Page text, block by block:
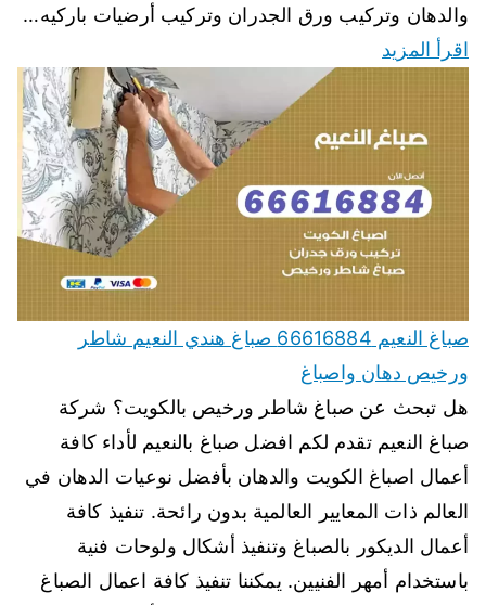
والدهان وتركيب ورق الجدران وتركيب أرضيات باركيه…
اقرأ المزيد
صباغ النعيم 66616884 صباغ هندي النعيم شاطر
ورخيص دهان واصباغ
هل تبحث عن صباغ شاطر ورخيص بالكويت؟ شركة
صباغ النعيم تقدم لكم افضل صباغ بالنعيم لأداء كافة
أعمال اصباغ الكويت والدهان بأفضل نوعيات الدهان في
العالم ذات المعايير العالمية بدون رائحة. تنفيذ كافة
أعمال الديكور بالصباغ وتنفيذ أشكال ولوحات فنية
باستخدام أمهر الفنيين. يمكننا تنفيذ كافة اعمال الصباغ